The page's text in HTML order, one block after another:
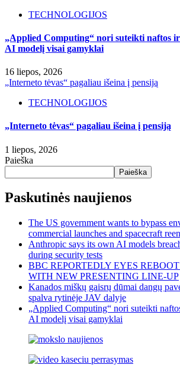
TECHNOLOGIJOS
„Applied Computing“ nori suteikti naftos
AI modelį visai gamyklai
16 liepos, 2026
„Interneto tėvas“ pagaliau išeina į pensiją
TECHNOLOGIJOS
„Interneto tėvas“ pagaliau išeina į pensiją
1 liepos, 2026
Paieška
Paieška
Paskutinės naujienos
The US government wants to bypass
commercial launches and spacecraft
Anthropic says its own AI models
during security tests
BBC REPORTEDLY EYES
WITH NEW PRESENTING LINE-UP
Kanados miškų gaisrų dūmai dangų
spalva rytinėje JAV dalyje
„Applied Computing“ nori suteikti
AI modelį visai gamyklai